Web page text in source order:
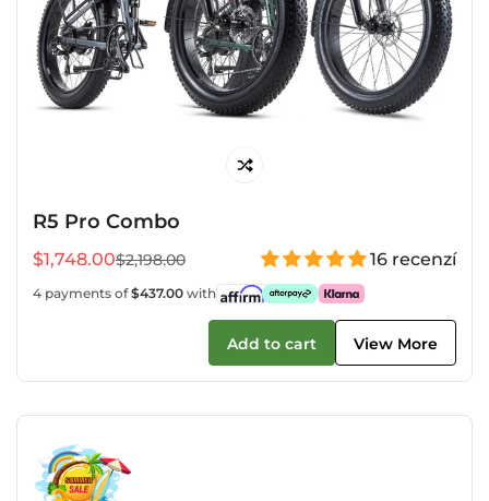
R5 Pro Combo
Prodejní
cena
$1,748.00
Běžná
cena
$2,198.00 16 recenzí
4 payments of$437.00 with
Add to cart View More